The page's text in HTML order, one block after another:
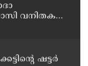
വനിതകള്‍
ഷട്ടർ